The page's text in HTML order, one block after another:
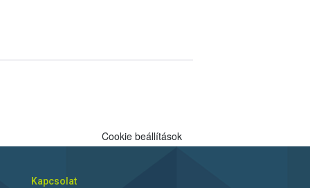
Cookie beállítások
Kapcsolat